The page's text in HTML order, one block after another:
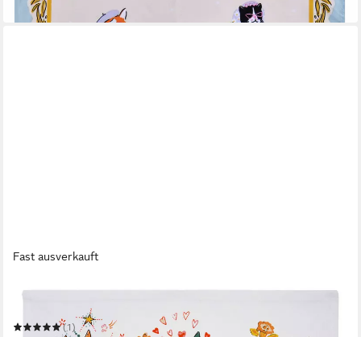
in 4-5 Werktagen bei dir
Fast ausverkauft
ULSTER WEAVERS
Geschirrtuch Gnome for the Holidays
(1)